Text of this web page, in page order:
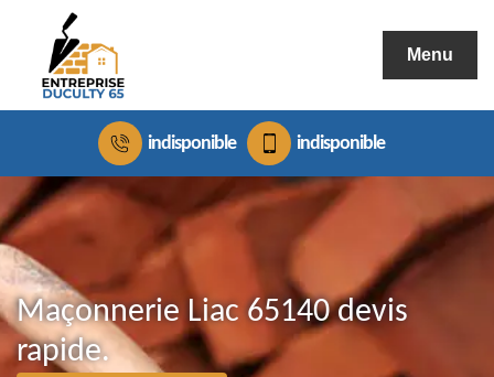
Menu
indisponible indisponible
Maçonnerie Liac 65140 devis
rapide.